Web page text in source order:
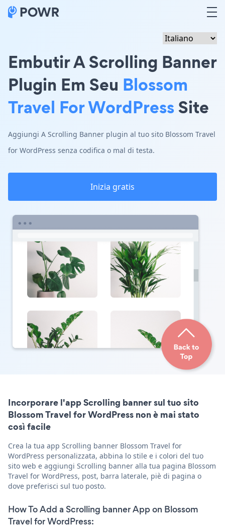
Embutir A Scrolling Banner
Plugin Em Seu Blossom
Travel For WordPressSite
Aggiungi A Scrolling Banner plugin al tuo sito Blossom Travel
for WordPress senza codifica o mal di testa.
Inizia gratis
Incorporare l'app Scrolling banner sul tuo sito
Blossom Travel for WordPress non è mai stato
così facile
Crea la tua app Scrolling banner Blossom Travel for
WordPress personalizzata, abbina lo stile e i colori del tuo
sito web e aggiungi Scrolling banner alla tua pagina Blossom
Travel for WordPress, post, barra laterale, piè di pagina o
dove preferisci sul tuo posto.
How To Add a Scrolling banner App on Blossom
Travel for WordPress: